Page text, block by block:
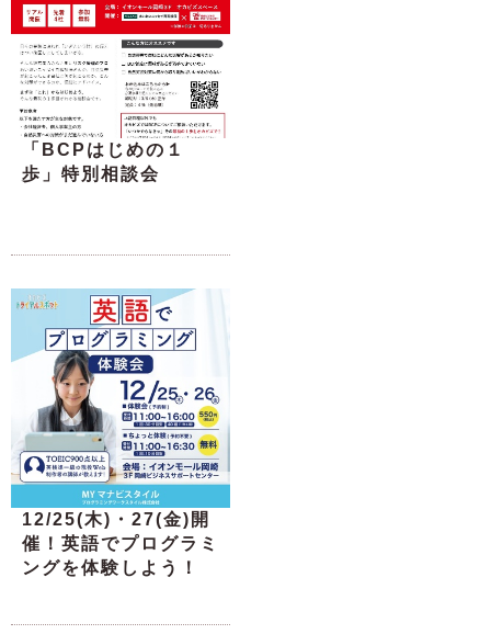
「BCPはじめの１
歩」特別相談会
12/25(木)・27(金)開
催！英語でプログラミ
ングを体験しよう！